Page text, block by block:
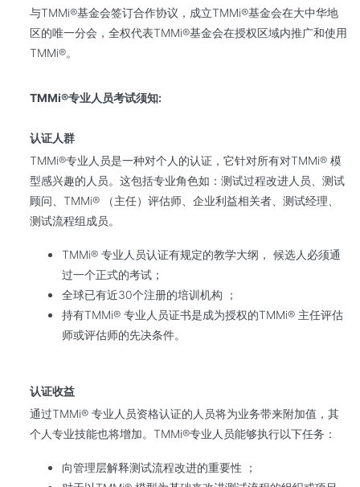
与TMMi®基金会签订合作协议，成立TMMi®基金会在大中华地
区的唯一分会，全权代表TMMi®基金会在授权区域内推广和使用
TMMi®。
TMMi®专业人员考试须知:
认证人群
TMMi®专业人员是一种对个人的认证，它针对所有对TMMi® 模
型感兴趣的人员。这包括专业角色如：测试过程改进人员、测试
顾问、TMMi® （主任）评估师、企业利益相关者、测试经理、
测试流程组成员。
TMMi® 专业人员认证有规定的教学大纲， 候选人必须通
过一个正式的考试；
全球已有近30个注册的培训机构 ；
持有TMMi® 专业人员证书是成为授权的TMMi® 主任评估
师或评估师的先决条件。
认证收益
通过TMMi® 专业人员资格认证的人员将为业务带来附加值，其
个人专业技能也将增加。TMMi®专业人员能够执行以下任务：
向管理层解释测试流程改进的重要性 ；